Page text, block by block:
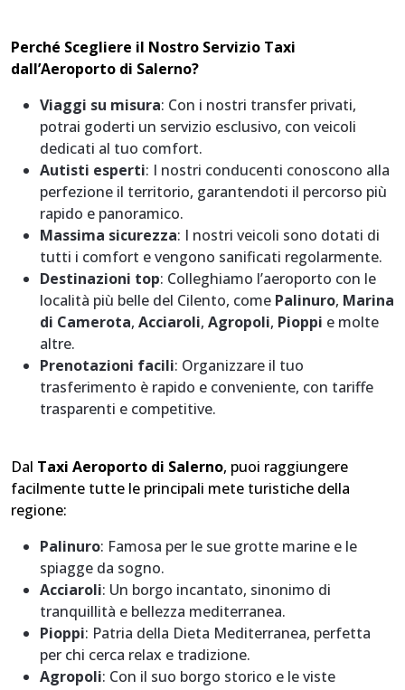
Perché Scegliere il Nostro Servizio Taxi
dall’Aeroporto di Salerno?
Viaggi su misura: Con i nostri transfer privati,
potrai goderti un servizio esclusivo, con veicoli
dedicati al tuo comfort.
Autisti esperti: I nostri conducenti conoscono alla
perfezione il territorio, garantendoti il percorso più
rapido e panoramico.
Massima sicurezza: I nostri veicoli sono dotati di
tutti i comfort e vengono sanificati regolarmente.
Destinazioni top: Colleghiamo l’aeroporto con le
località più belle del Cilento, come Palinuro, Marina
di Camerota, Acciaroli, Agropoli, Pioppi e molte
altre.
Prenotazioni facili: Organizzare il tuo
trasferimento è rapido e conveniente, con tariffe
trasparenti e competitive.
Dal Taxi Aeroporto di Salerno, puoi raggiungere
facilmente tutte le principali mete turistiche della
regione:
Palinuro: Famosa per le sue grotte marine e le
spiagge da sogno.
Acciaroli: Un borgo incantato, sinonimo di
tranquillità e bellezza mediterranea.
Pioppi: Patria della Dieta Mediterranea, perfetta
per chi cerca relax e tradizione.
Agropoli: Con il suo borgo storico e le viste